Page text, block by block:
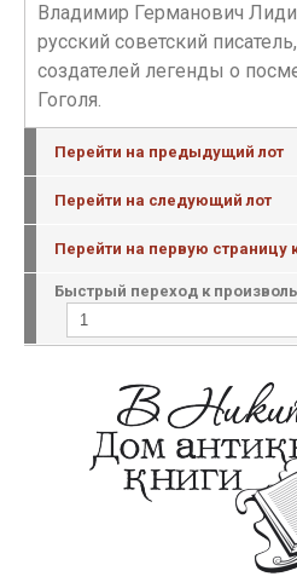
Владимир Германович
русский советский
создателей легенды о
Гоголя.
Перейти на предыдущий лот
Перейти на следующий лот
Перейти на первую страницу
Быстрый переход к